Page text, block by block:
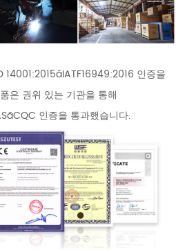
14001:2015ãIATF16949:2016 인증을
은 권위 있는 기관을 통해
인증을 통과했습니다.